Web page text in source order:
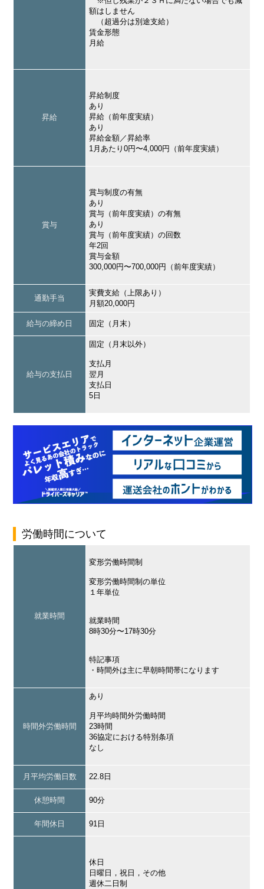
額はしません
（超過分は別途支給）
賃金形態
月給
昇給
昇給制度
あり
昇給（前年度実績）
あり
昇給金額／昇給率
1月あたり0円〜4,000円（前年度実績）
賞与
賞与制度の有無
あり
賞与（前年度実績）の有無
あり
賞与（前年度実績）の回数
年2回
賞与金額
300,000円〜700,000円（前年度実績）
通勤手当
実費支給（上限あり）
月額20,000円
給与の締め日 固定（月末）
給与の支払日
固定（月末以外）
支払月
翌月
支払日
5日
労働時間について
就業時間
変形労働時間制
変形労働時間制の単位
１年単位
就業時間
8時30分〜17時30分
特記事項
・時間外は主に早朝時間帯になります
時間外労働時間
あり
月平均時間外労働時間
23時間
36協定における特別条項
なし
月平均労働日数 22.8日
休憩時間 90分
年間休日 91日
休日
日曜日，祝日，その他
週休二日制